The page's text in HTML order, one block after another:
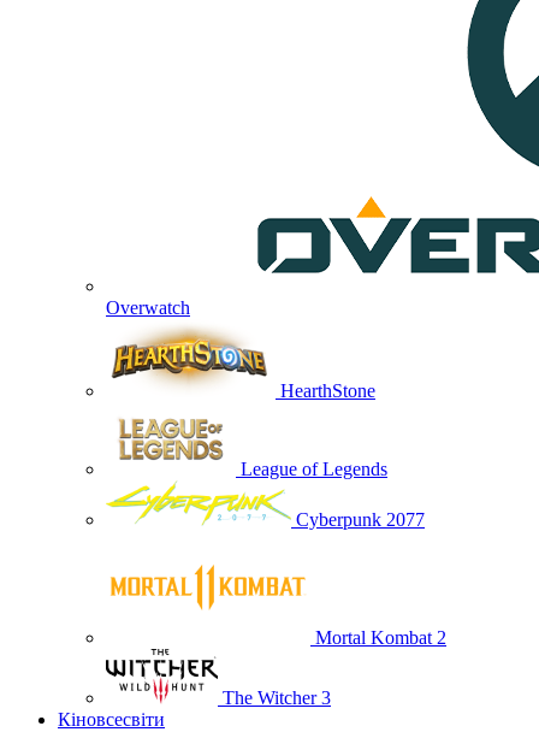
Overwatch
HearthStone
League of Legends
Cyberpunk 2077
Mortal Kombat 2
The Witcher 3
Кіновсесвіти